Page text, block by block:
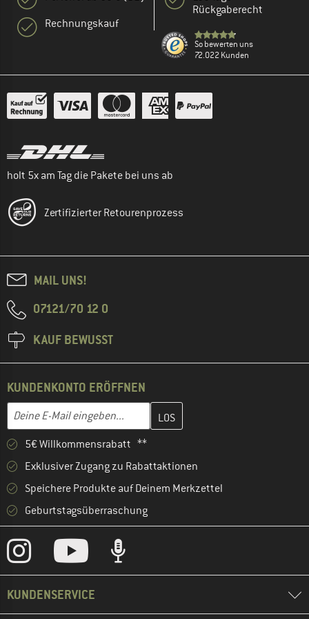
Rechnungskauf
Rückgaberecht
So bewerten uns
72.022 Kunden
holt 5x am Tag die Pakete bei uns ab
Zertifizierter Retourenprozess
MAIL UNS!
07121/70 12 0
KAUF BEWUSST
KUNDENKONTO ERÖFFNEN
E-Mail-Adresse
Gib hier deine E-Mail-Adresse ein und erstelle im nächsten
5€ Willkommensrabatt **
Exklusiver Zugang zu Rabattaktionen
Speichere Produkte auf Deinem Merkzettel
Geburtstagsüberraschung
KUNDENSERVICE